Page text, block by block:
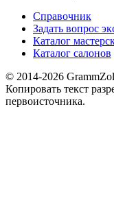
Справочник
Задать вопрос
Каталог
Каталог салонов
© 2014-2026
Копировать текст
первоисточника.